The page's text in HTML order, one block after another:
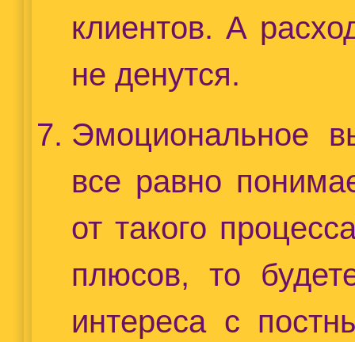
клиентов. А
не денутся.
Эмоциональное
все равно
от такого
плюсов, то
интереса с